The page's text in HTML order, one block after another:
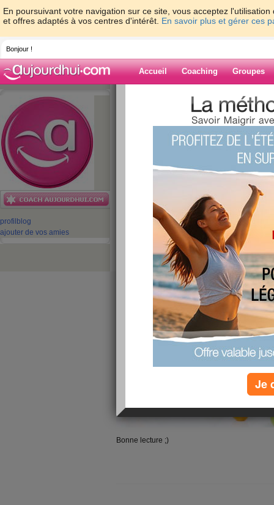
En poursuivant votre navigation sur ce site, vous acceptez
et offres adaptés à vos centres d'intérêt. En savoir plus et gérer ces
Bonjour !
Accueil Coaching Groupes
profil blog
ajouter de vos amies
>
equipe-
Blog de equipe-
aujourdhuicom
Aliment santé :
publié le 02/05/2016 à 10:18
Le brocoli, le curcuma, le thé vert, les
présentés comme des aliments santé. Mais
En quelles quantités doit-il être mangé pour
seul peut-il être qualifié de santé ? Réponse.
Bonne lecture ;)
Je